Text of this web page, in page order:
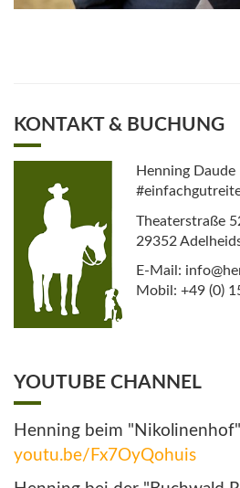
KONTAKT & BUCHUNG
Henning Daude
Theaterstraße
29352
E-Mail:
Mobil: +49 (0)
YOUTUBE CHANNEL
Henning beim
youtu.be/Fx7OyQohuis